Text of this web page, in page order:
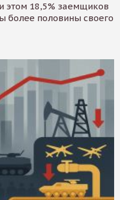
этом 18,5% заемщиков
более половины своего